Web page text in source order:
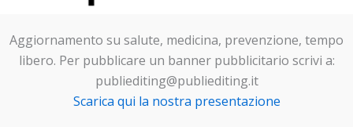
Aggiornamento su salute, medicina, prevenzione, tempo
libero. Per pubblicare un banner pubblicitario scrivi a:
publiediting@publiediting.it
Scarica qui la nostra presentazione